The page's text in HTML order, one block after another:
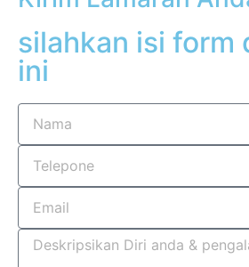
silahkan isi form
ini